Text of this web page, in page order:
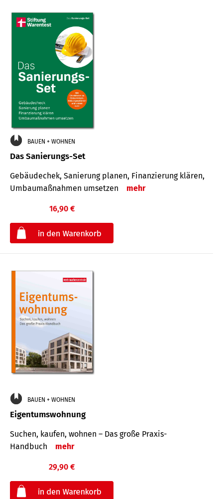
BAUEN + WOHNEN
Das Sanierungs-Set
Gebäudechek, Sanierung planen, Finanzierung klären,
Umbaumaßnahmen umsetzen
mehr
16,90 €
BAUEN + WOHNEN
Eigentumswohnung
Suchen, kaufen, wohnen – Das große Praxis-
Handbuch
mehr
29,90 €